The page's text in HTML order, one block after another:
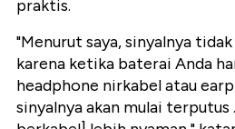
praktis.
"Menurut saya, sinyalnya
karena ketika baterai Anda
headphone nirkabel atau
sinyalnya akan mulai terputus